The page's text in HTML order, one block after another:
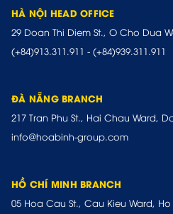
HÀ NỘI HEAD OFFICE
29 Doan Thi Diem St., O Cho Dua
(+84)913.311.911 - (+84)939.311.911
ĐÀ NẴNG BRANCH
217 Tran Phu St., Hai Chau Ward,
info@hoabinh-group.com
HỒ CHÍ MINH BRANCH
05 Hoa Cau St., Cau Kieu Ward,